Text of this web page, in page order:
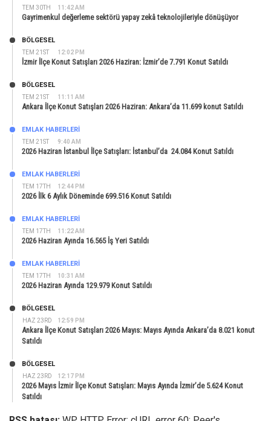
TEM 30TH 11:42 AM
Gayrimenkul değerleme sektörü yapay zekâ teknolojileriyle dönüşüyor
TEM 21ST 12:02 PM
BÖLGESEL
İzmir İlçe Konut Satışları 2026 Haziran: İzmir’de 7.791 Konut Satıldı
TEM 21ST 11:11 AM
BÖLGESEL
Ankara İlçe Konut Satışları 2026 Haziran: Ankara’da 11.699 konut Satıldı
TEM 21ST 9:40 AM
EMLAK HABERLERI
2026 Haziran İstanbul İlçe Satışları: İstanbul’da 24.084 Konut Satıldı
TEM 17TH 12:44 PM
EMLAK HABERLERI
2026 İlk 6 Aylık Döneminde 699.516 Konut Satıldı
TEM 17TH 11:22 AM
EMLAK HABERLERI
2026 Haziran Ayında 16.565 İş Yeri Satıldı
TEM 17TH 10:31 AM
EMLAK HABERLERI
2026 Haziran Ayında 129.979 Konut Satıldı
HAZ 23RD 12:59 PM
BÖLGESEL
Ankara İlçe Konut Satışları 2026 Mayıs: Mayıs Ayında Ankara’da 8.021 konut
Satıldı
HAZ 23RD 12:17 PM
BÖLGESEL
2026 Mayıs İzmir İlçe Konut Satışları: Mayıs Ayında İzmir’de 5.624 Konut
Satıldı